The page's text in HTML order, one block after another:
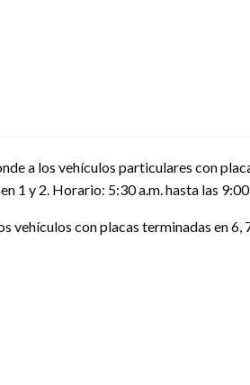
a los vehículos particulares con
1 y 2. Horario: 5:30 a.m. hasta las
vehículos con placas terminadas en 6,